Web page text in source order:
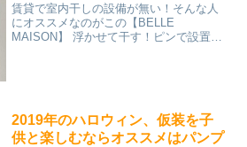
賃貸で室内干しの設備が無い！そんな人
にオススメなのがこの【BELLE
MAISON】 浮かせて干す！ピンで設置で
2019年のハロウィン、仮装を子
供と楽しむならオススメはパンプ